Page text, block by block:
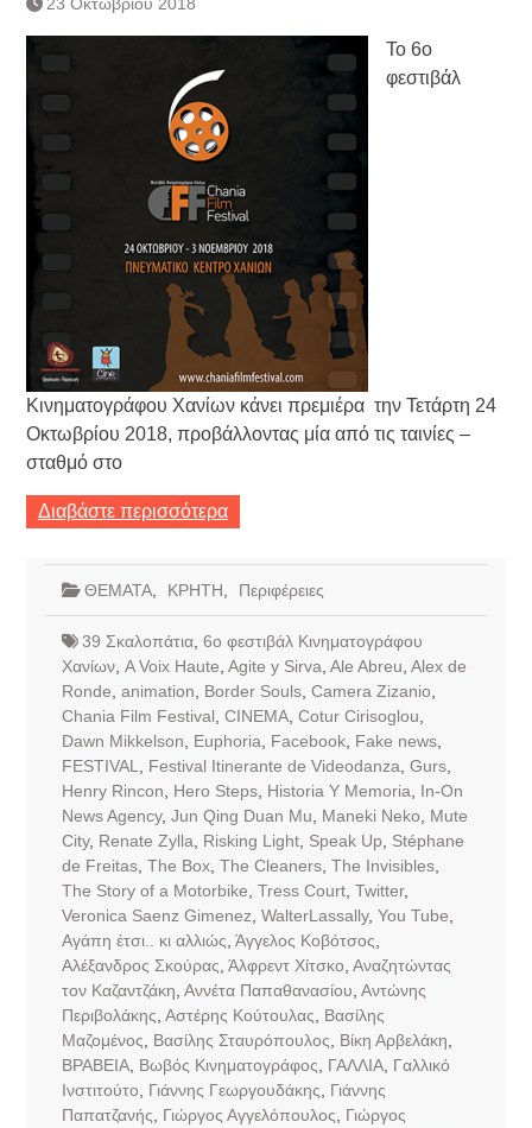
Κατάργηση βιβλιαρίων Υγείας
Ημερήσιο Δελτίο Τιμών
Συναλλάγματος &
Τραπεζογραμματίων 7-3-2019
Ημερήσιο Δελτίο Τιμών
Τραπεζογραμματίων 4-3-2019
Κάθοδος αγροτών
Το 6ο
φεστιβάλ
Κινηματογράφου Χανίων κάνει πρεμιέρα την Τετάρτη 24
Οκτωβρίου 2018, προβάλλοντας μία από τις ταινίες –
σταθμό στο
Διαβάστε περισσότερα
ΘΕΜΑΤΑ, ΚΡΗΤΗ Περιφέρειες
39 Σκαλοπάτια, 6ο φεστιβάλ Κινηματογράφου
Χανίων, A Voix Haute Agite y Sirva Ale Abreu Alex de
Ronde animation Border Souls, Camera Zizanio
Chania Film Festival CINEMA, Cotur Cirisoglou
Dawn Mikkelson
Euphoria Facebook, Fake news,
FESTIVAL
Festival Itinerante de Videodanza Gurs,
Henry Rincon
Hero Steps, Historia Y Memoria
In-On
News Agency, Jun Qing Duan Mu Maneki Neko
Mute
City, Renate Zylla Risking Light, Speak Up
Stéphane
de Freitas, The Box, The Cleaners, The Invisibles,
The Story of a Motorbike Tress Court, Twitter,
Veronica Saenz Gimenez WalterLassally, You Tube
Αγάπη έτσι.. κι αλλιώς Άγγελος Κοβότσος
Αλέξανδρος Σκούρας Άλφρεντ Χίτσκο Αναζητώντας
τον Καζαντζάκη Αννέτα Παπαθανασίου Αντώνης
Περιβολάκης Αστέρης Κούτουλας
Βασίλης
Μαζομένος
Βασίλης Σταυρόπουλος Βίκη Αρβελάκη
ΒΡΑΒΕΙΑ, Βωβός Κινηματογράφος ΓΑΛΛΙΑ, Γαλλικό
Ινστιτούτο
Γιάννης Γεωργουδάκης
Γιάννης
Παπατζανής
Γιώργος Αγγελόπουλος
Γιώργος